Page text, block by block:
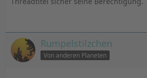
Rumpelstilzchen
Von anderen Planeten